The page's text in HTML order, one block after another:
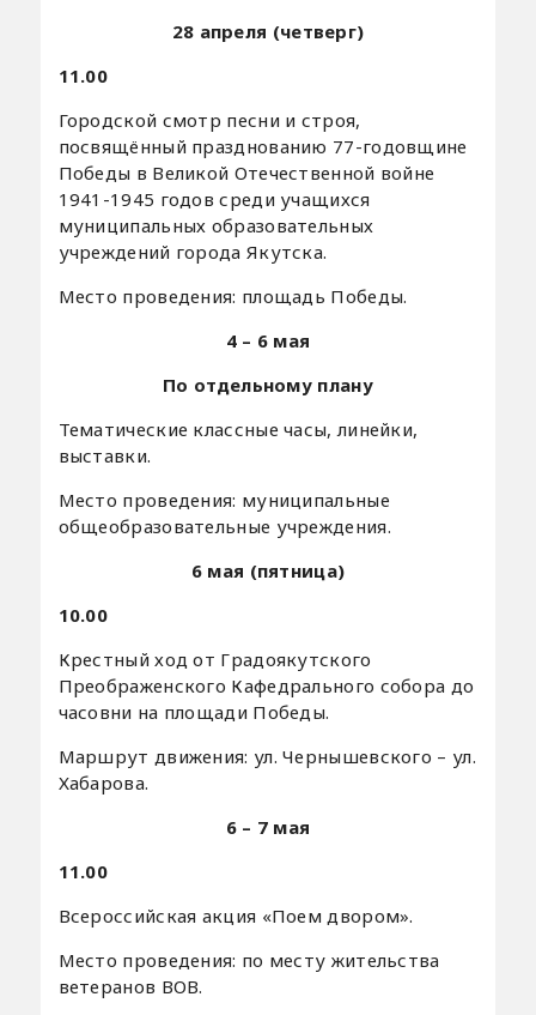
28 апреля (четверг)
11.00
Городской смотр песни и строя,
посвящённый празднованию 77-годовщине
Победы в Великой Отечественной войне
1941-1945 годов среди учащихся
муниципальных образовательных
учреждений города Якутска.
Место проведения: площадь Победы.
4 – 6 мая
По отдельному плану
Тематические классные часы, линейки,
выставки.
Место проведения: муниципальные
общеобразовательные учреждения.
6 мая (пятница)
10.00
Крестный ход от Градоякутского
Преображенского Кафедрального собора до
часовни на площади Победы.
Маршрут движения: ул. Чернышевского – ул.
Хабарова.
6 – 7 мая
11.00
Всероссийская акция «Поем двором».
Место проведения: по месту жительства
ветеранов ВОВ.